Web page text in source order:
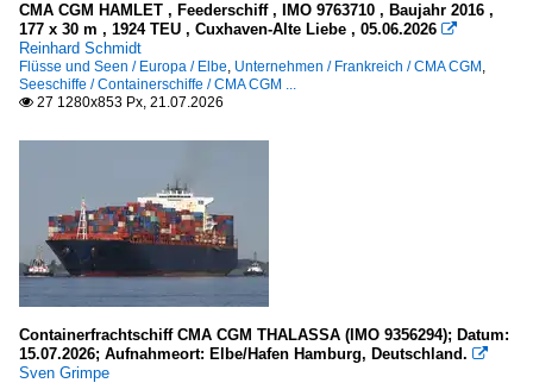
Kleinere Häfen
Deutschland
Meere, Seegebiete
Niederlande
Nordsee
Seehäfen
2010
2010
2011
2012
2014
2015
2016
2018
CMA CGM HAMLET , Feederschiff , IMO 9763710 , Baujahr 2016 ,
177 x 30 m , 1924 TEU , Cuxhaven-Alte Liebe , 05.06.2026 
Reinhard Schmidt
Flüsse und Seen / Europa / Elbe, Unternehmen / Frankreich / CMA CGM ,
Seeschiffe / Containerschiffe / CMA CGM ...
 27 1280x853 Px, 21.07.2026
Containerfrachtschiff CMA CGM THALASSA (IMO 9356294); Datum:
15.07.2026; Aufnahmeort: Elbe/Hafen Hamburg, Deutschland. 
Sven Grimpe